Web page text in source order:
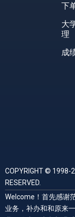
下
大
理
成
COPYRIGHT © 1998-
RESERVED.
Welcome！首先感谢
业务，补办和和原来